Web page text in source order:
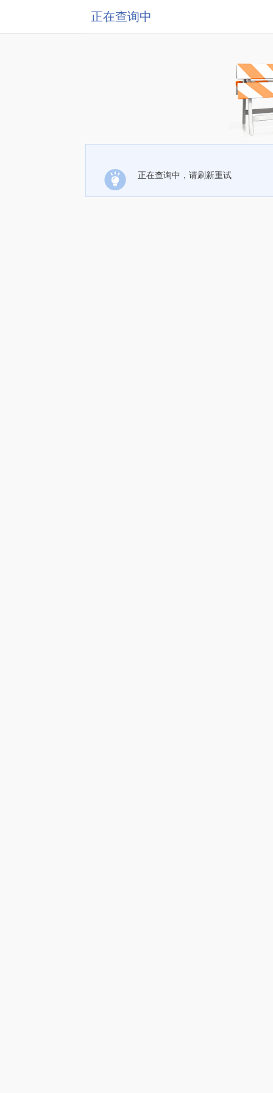
正在查询中
正在查询中，请刷新重试